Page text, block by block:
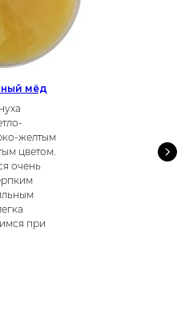
мёд
желтым
цветом.
очень
при